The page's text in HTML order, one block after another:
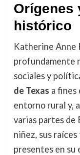
Orígenes
histórico
Katherine Anne
profundamente
sociales y
de Texas a fines
entorno rural y,
varias partes de
niñez, sus
presentes en su